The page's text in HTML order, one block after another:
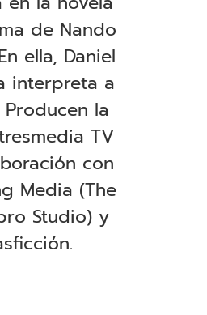
de Nando
ella, Daniel
interpreta a
Producen la
TV
con
Media (The
Studio) y